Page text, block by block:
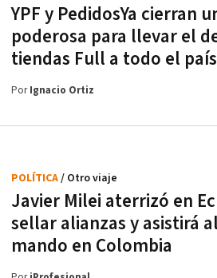
YPF y PedidosYa cierran
poderosa para llevar el
tiendas Full a todo el país
PorIgnacio Ortiz
Javier Milei aterrizó en
sellar alianzas y asistirá
mando en Colombia
POLÍTICA/ Otro viaje